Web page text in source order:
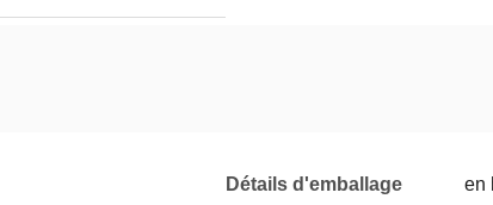
Détails d'emballage en